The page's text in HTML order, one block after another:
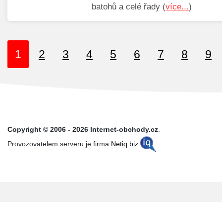
batohů a celé řady (více...)
1 2 3 4 5 6 7 8 9
Copyright © 2006 - 2026 Internet-obchody.cz.
Provozovatelem serveru je firma Netiq.biz